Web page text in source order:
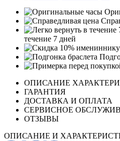
течение 7 дней
ОПИСАНИЕ
ГАРАНТИЯ
ДОСТАВКА И ОПЛАТА
СЕРВИСНОЕ
ОТЗЫВЫ
ОПИСАНИЕ И